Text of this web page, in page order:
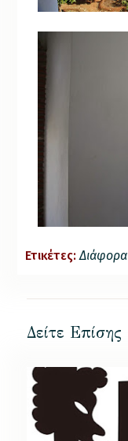
Ετικέτες: Διάφορα
Δείτε Επίσης